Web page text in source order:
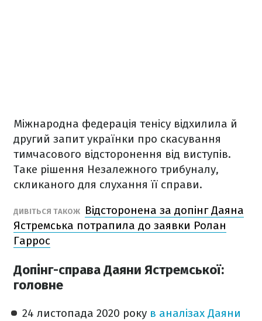
Міжнародна федерація тенісу відхилила й
другий запит українки про скасування
тимчасового відсторонення від виступів.
Таке рішення Незалежного трибуналу,
скликаного для слухання її справи.
ДИВІТЬСЯ ТАКОЖ
Відсторонена за допінг Даяна
Ястремська потрапила до заявки Ролан
Гаррос
Допінг-справа Даяни Ястремської:
головне
24 листопада 2020 року в аналізах Даяни